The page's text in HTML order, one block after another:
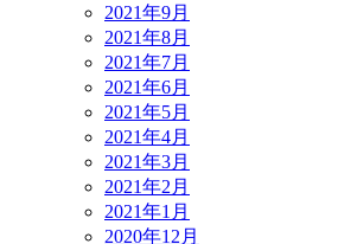
2021年9月
2021年8月
2021年7月
2021年6月
2021年5月
2021年4月
2021年3月
2021年2月
2021年1月
2020年12月